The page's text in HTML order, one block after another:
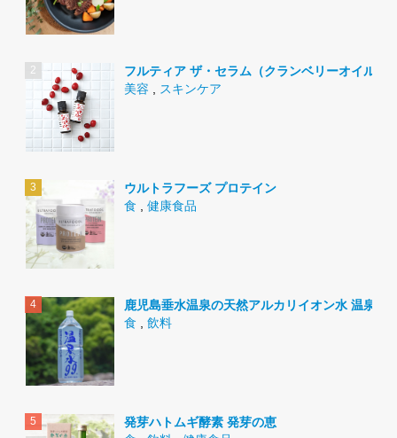
フルティア ザ・セラム（クランベリーオイル）
美容
スキンケア
ウルトラフーズ プロテイン
食
健康食品
鹿児島垂水温泉の天然アルカリイオン水 温泉水
食
飲料
発芽ハトムギ酵素 発芽の恵